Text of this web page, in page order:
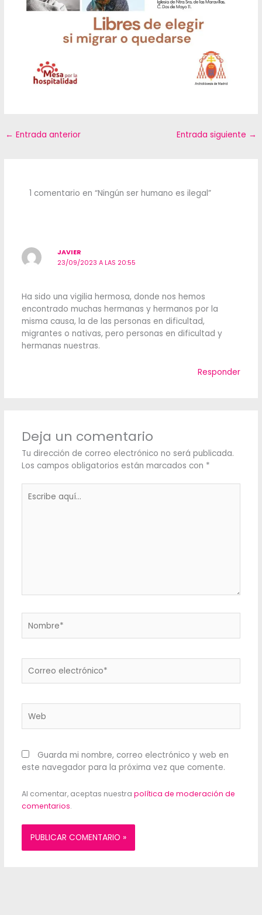
← Entrada anterior Entrada siguiente →
1 comentario en “Ningún ser humano es ilegal”
JAVIER
23/09/2023 A LAS 20:55
Ha sido una vigilia hermosa, donde nos hemos
encontrado muchas hermanas y hermanos por la
misma causa, la de las personas en dificultad,
migrantes o nativas, pero personas en dificultad y
hermanas nuestras.
Responder
Deja un comentario
Tu dirección de correo electrónico no será publicada.
Los campos obligatorios están marcados con *
aquí...
electrónico*
Guarda mi nombre, correo electrónico y web en
este navegador para la próxima vez que comente.
Al comentar, aceptas nuestra política de moderación de
comentarios.